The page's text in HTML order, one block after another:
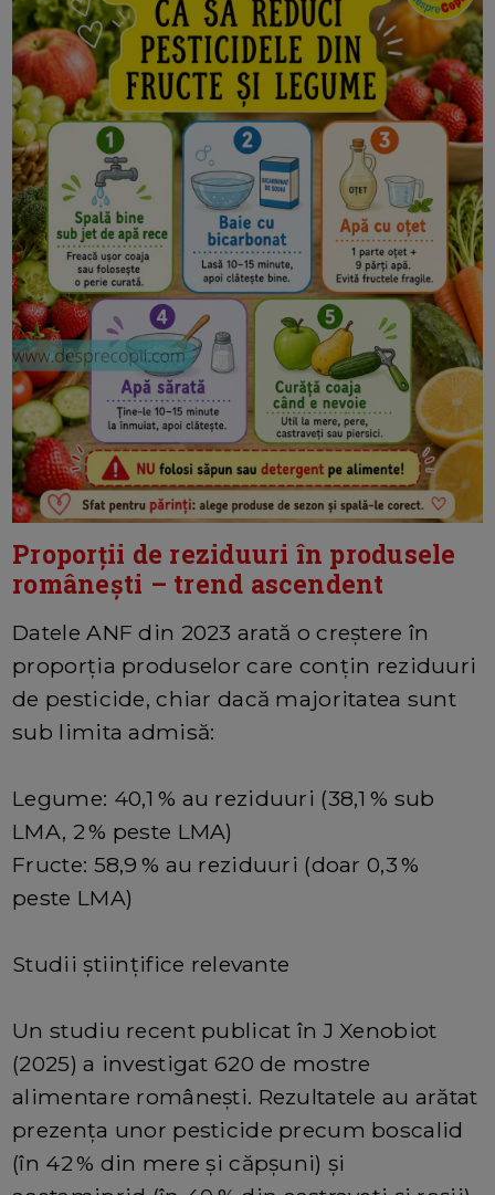
Proporții de reziduuri în produsele
românești – trend ascendent
Datele ANF din 2023 arată o creștere în
proporția produselor care conțin reziduuri
de pesticide, chiar dacă majoritatea sunt
sub limita admisă:
Legume: 40,1 % au reziduuri (38,1 % sub
LMA, 2 % peste LMA)
Fructe: 58,9 % au reziduuri (doar 0,3 %
peste LMA)
Studii științifice relevante
Un studiu recent publicat în J Xenobiot
(2025) a investigat 620 de mostre
alimentare românești. Rezultatele au arătat
prezența unor pesticide precum boscalid
(în 42 % din mere și căpșuni) și